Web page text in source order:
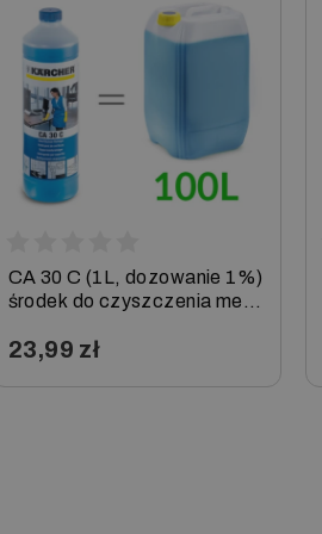
CA 30 C (1L, dozowanie 1%)
środek do czyszczenia mebli
23,99 zł